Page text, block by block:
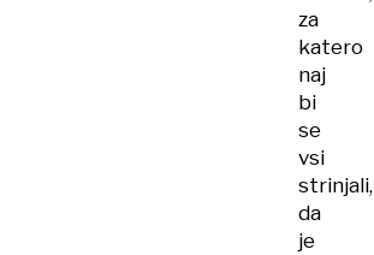
za
katero
naj
bi
se
vsi
strinjali,
da
je